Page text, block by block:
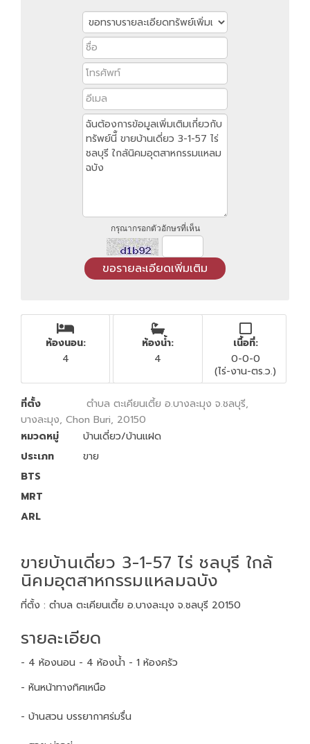
กรุณากรอกตัวอักษรที่เห็น
ห้องนอน:
4
ห้องน้ำ:
4
เนื้อที่:
0-0-0
(ไร่-งาน-ตร.ว.)
ที่ตั้ง
ตำบล ตะเคียนเตี้ย อ.บางละมุง จ.ชลบุรี,
บางละมุง, Chon Buri, 20150
หมวดหมู่
บ้านเดี่ยว/บ้านแฝด
ประเภท
ขาย
BTS
MRT
ARL
ขายบ้านเดี่ยว 3-1-57 ไร่ ชลบุรี ใกล้
นิคมอุตสาหกรรมแหลมฉบัง
ที่ตั้ง : ตำบล ตะเคียนเตี้ย อ.บางละมุง จ.ชลบุรี 20150
รายละเอียด
- 4 ห้องนอน - 4 ห้องน้ำ - 1 ห้องครัว
- หันหน้าทางทิศเหนือ
- บ้านสวน บรรยากาศร่มรื่น